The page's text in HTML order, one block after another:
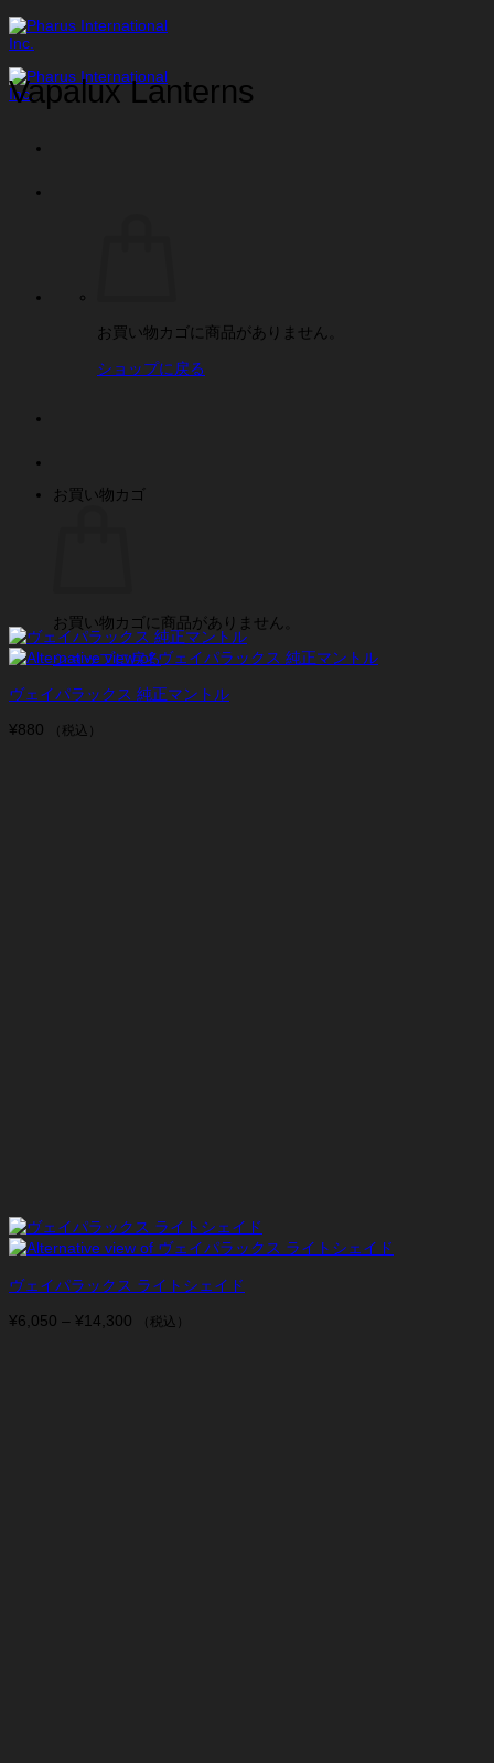
Skip
to
content
お買い物カゴに商品がありません。
ショップに戻る
お買い物カゴ
お買い物カゴに商品がありません。
ショップに戻る
Vapalux Lanterns
ヴェイパラックス 純正マントル
¥880 （税込）
ヴェイパラックス ライトシェイド
¥6,050 – ¥14,300 価（税込）